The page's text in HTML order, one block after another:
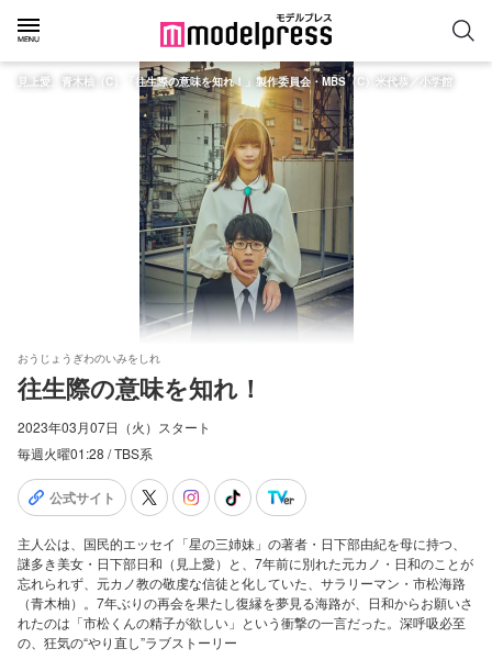
見上愛、青木柚（C）「往生際の意味を知れ！」製作委員会・MBS（C）米代恭／小学館
おうじょうぎわのいみをしれ
往生際の意味を知れ！
2023年03月07日（火）スタート
毎週火曜01:28 / TBS系
公式サイト
主人公は、国民的エッセイ「星の三姉妹」の著者・日下部由紀を母に持つ、
謎多き美女・日下部日和（見上愛）と、7年前に別れた元カノ・日和のことが
忘れられず、元カノ教の敬虔な信徒と化していた、サラリーマン・市松海路
（青木柚）。7年ぶりの再会を果たし復縁を夢見る海路が、日和からお願いさ
れたのは「市松くんの精子が欲しい」という衝撃の一言だった。深呼吸必至
の、狂気の“やり直し”ラブストーリー